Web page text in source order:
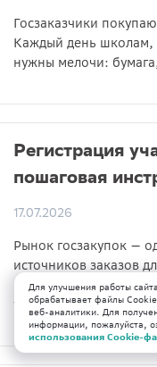
Госзаказчики
Каждый день школам,
нужны мелочи:
Регистрация
пошаговая
17.07.2026
Рынок госзакупок —
источников заказов
муниципальные
услуги...
Для улучшения работы
обрабатывает файлы
веб-аналитики. Для
информации, пожалуйста,
использования Cookie-